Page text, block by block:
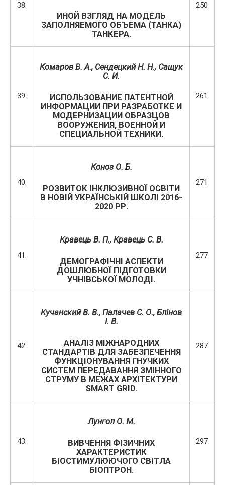
38.
ИНОЙ ВЗГЛЯД НА МОДЕЛЬ
ЗАПОЛНЯЕМОГО ОБЪЕМА (ТАНКА)
ТАНКЕРА.
250
39.
Комаров В. А., Сендецкий Н. Н., Сащук
С. И.
ИСПОЛЬЗОВАНИЕ ПАТЕНТНОЙ
ИНФОРМАЦИИ ПРИ РАЗРАБОТКЕ И
МОДЕРНИЗАЦИИ ОБРАЗЦОВ
ВООРУЖЕНИЯ, ВОЕННОЙ И
СПЕЦИАЛЬНОЙ ТЕХНИКИ.
261
40.
Коноз О. Б.
РОЗВИТОК ІНКЛЮЗИВНОЇ ОСВІТИ
В НОВІЙ УКРАЇНСЬКІЙ ШКОЛІ 2016-
2020 РР.
271
41.
Кравець В. П., Кравець С. В.
ДЕМОГРАФІЧНІ АСПЕКТИ
ДОШЛЮБНОЇ ПІДГОТОВКИ
УЧНІВСЬКОЇ МОЛОДІ.
277
42.
Кучанский В. В., Палачев С. О., Блінов
І. В.
АНАЛІЗ МІЖНАРОДНИХ
СТАНДАРТІВ ДЛЯ ЗАБЕЗПЕЧЕННЯ
ФУНКЦІОНУВАННЯ ГНУЧКИХ
СИСТЕМ ПЕРЕДАВАННЯ ЗМІННОГО
СТРУМУ В МЕЖАХ АРХІТЕКТУРИ
SMART GRID.
287
43.
Лунгол О. М.
ВИВЧЕННЯ ФІЗИЧНИХ
ХАРАКТЕРИСТИК
БІОСТИМУЛЮЮЧОГО СВІТЛА
БІОПТРОН.
297